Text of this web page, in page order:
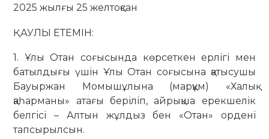
2025 жылғы 25 желтоқсан
ҚАУЛЫ ЕТЕМІН:
1. Ұлы Отан соғысында көрсеткен ерлігі мен
батылдығы үшін Ұлы Отан соғысына қатысушы
Бауыржан Момышұлына (марқұм) «Халық
қаһарманы» атағы беріліп, айрықша ерекшелік
белгісі – Алтын жұлдыз бен «Отан» ордені
тапсырылсын.